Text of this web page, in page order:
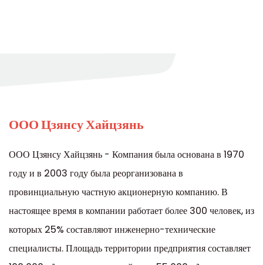
ООО Цзянсу Хайцзянь
ООО Цзянсу Хайцзянь - Компания была основана в 1970
году и в 2003 году была реорганизована в
провинциальную частную акционерную компанию. В
настоящее время в компании работает более 300 человек, из
которых 25% составляют инженерно-технические
специалисты. Площадь территории предприятия составляет